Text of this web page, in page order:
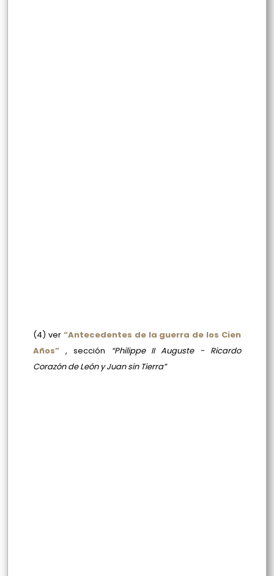
(4) ver “Antecedentes de la guerra de los Cien
Años” , sección
“Philippe II Auguste - Ricardo
Corazón de León y Juan sin Tierra”